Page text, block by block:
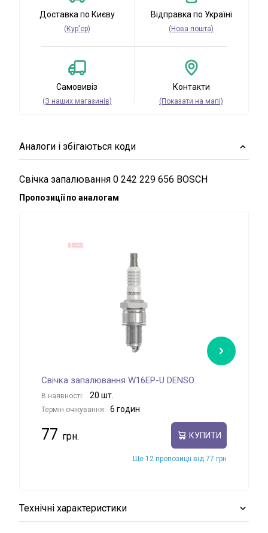
Доставка по Києву
(Кур'єр)
Відправка по Україні
(Нова пошта)
Самовивіз
(З наших магазинів)
Контакти
(Показати на мапі)
Аналоги і збігаються коди
Свічка запалювання 0 242 229 656 BOSCH
Пропозиції по аналогам
Свічка запалювання W16EP-U DENSO
В наявності: 20 шт.
Термін очікування: 6 годин
77 КУПИТИ
Ще 12 пропозиції від 77 грн
Технічні характеристики